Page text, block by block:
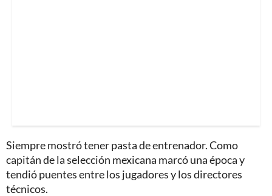
Siempre mostró tener pasta de entrenador. Como
capitán de la selección mexicana marcó una época y
tendió puentes entre los jugadores y los directores
técnicos.